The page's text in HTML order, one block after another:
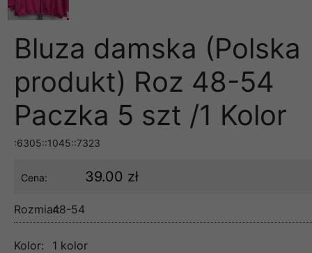
Bluza damska (Polska
produkt) Roz 48-54
Paczka 5 szt /1 Kolor
:6305::1045::7323
Cena: 39.00 zł
Rozmiar:48-54
Kolor: 1 kolor